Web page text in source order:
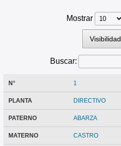
Mostrar
Visibilidad
Buscar:
N° 1
PLANTA DIRECTIVO
PATERNO ABARZA
MATERNO CASTRO